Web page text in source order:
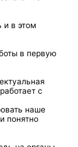
и в этом
в первую
с
наше
понятно